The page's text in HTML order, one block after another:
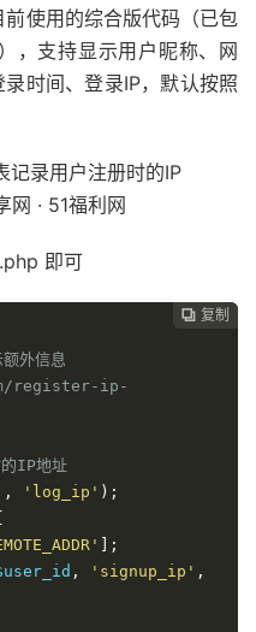
, $column_name,
== 'signup_ip'
{
($user_id,
$ret
= '<em>'.__($ip,
$ret
= '<em>'
使用的综合版代码（已包
，支持显示用户昵称、网
时间、登录IP，默认按照
即可
 复制
IP地址
, 'log_ip' );
];
, 'signup_ip' ,